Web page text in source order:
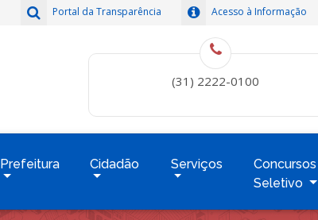
Acesso à Informação
Portal da Transparência
(31) 2222-0100
Prefeitura Cidadão Serviços
Seletivo